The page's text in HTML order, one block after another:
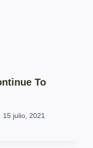
To
15 julio, 2021